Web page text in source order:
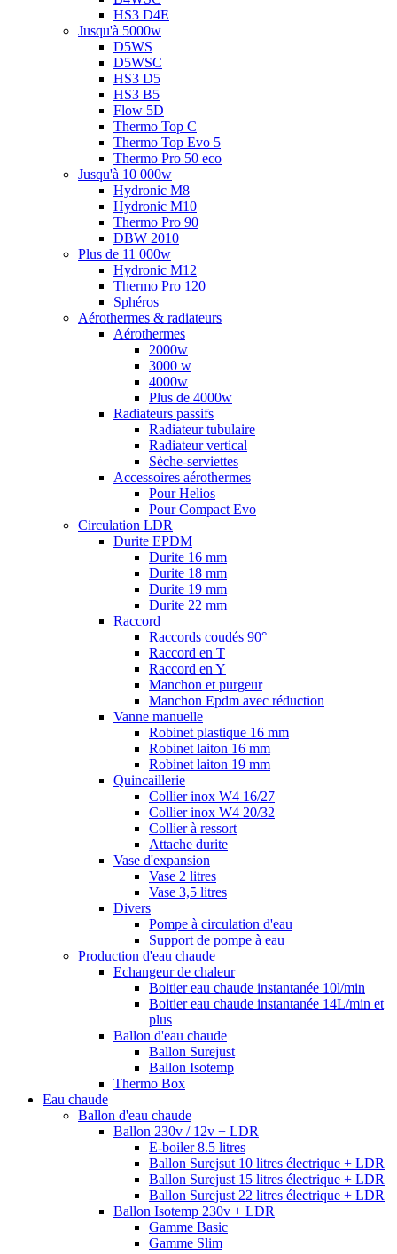
HS3 D4E
Jusqu'à 5000w
D5WS
D5WSC
HS3 D5
HS3 B5
Flow 5D
Thermo Top C
Thermo Top Evo 5
Thermo Pro 50 eco
Jusqu'à 10 000w
Hydronic M8
Hydronic M10
Thermo Pro 90
DBW 2010
Plus de 11 000w
Hydronic M12
Thermo Pro 120
Sphéros
Aérothermes & radiateurs
Aérothermes
2000w
3000 w
4000w
Plus de 4000w
Radiateurs passifs
Radiateur tubulaire
Radiateur vertical
Sèche-serviettes
Accessoires aérothermes
Pour Helios
Pour Compact Evo
Circulation LDR
Durite EPDM
Durite 16 mm
Durite 18 mm
Durite 19 mm
Durite 22 mm
Raccord
Raccords coudés 90°
Raccord en T
Raccord en Y
Manchon et purgeur
Manchon Epdm avec réduction
Vanne manuelle
Robinet plastique 16 mm
Robinet laiton 16 mm
Robinet laiton 19 mm
Quincaillerie
Collier inox W4 16/27
Collier inox W4 20/32
Collier à ressort
Attache durite
Vase d'expansion
Vase 2 litres
Vase 3,5 litres
Divers
Pompe à circulation d'eau
Support de pompe à eau
Production d'eau chaude
Echangeur de chaleur
Boitier eau chaude instantanée 10l/min
Boitier eau chaude instantanée 14L/min et
plus
Ballon d'eau chaude
Ballon Surejust
Ballon Isotemp
Thermo Box
Eau chaude
Ballon d'eau chaude
Ballon 230v / 12v + LDR
E-boiler 8.5 litres
Ballon Surejsut 10 litres électrique + LDR
Ballon Surejust 15 litres électrique + LDR
Ballon Surejust 22 litres électrique + LDR
Ballon Isotemp 230v + LDR
Gamme Basic
Gamme Slim